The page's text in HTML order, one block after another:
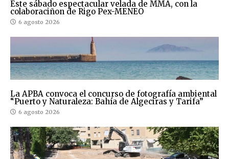
Este sábado espectacular velada de MMA, con la
colaboraciñon de Rigo Pex-MENEO
6 agosto 2026
La APBA convoca el concurso de fotografía ambiental
“Puerto y Naturaleza: Bahía de Algeciras y Tarifa”
6 agosto 2026